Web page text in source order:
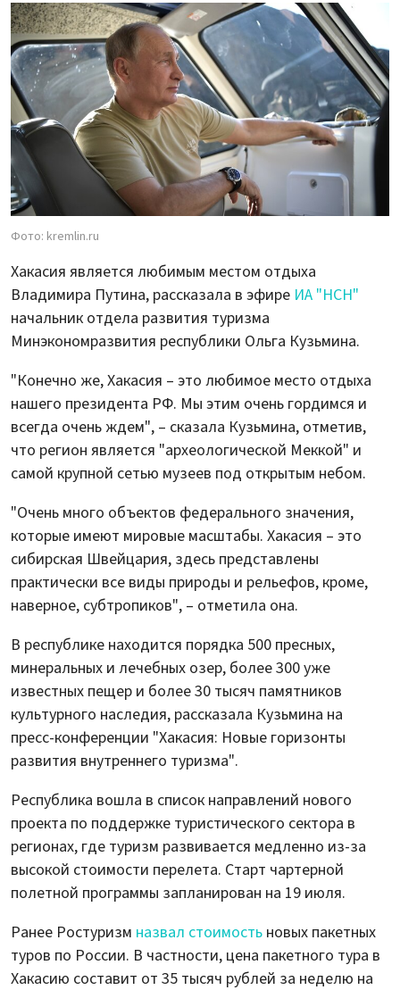
Фото: kremlin.ru
Хакасия является любимым местом отдыха
Владимира Путина, рассказала в эфире ИА "НСН"
начальник отдела развития туризма
Минэкономразвития республики Ольга Кузьмина.
"Конечно же, Хакасия – это любимое место отдыха
нашего президента РФ. Мы этим очень гордимся и
всегда очень ждем", – сказала Кузьмина, отметив,
что регион является "археологической Меккой" и
самой крупной сетью музеев под открытым небом.
"Очень много объектов федерального значения,
которые имеют мировые масштабы. Хакасия – это
сибирская Швейцария, здесь представлены
практически все виды природы и рельефов, кроме,
наверное, субтропиков", – отметила она.
В республике находится порядка 500 пресных,
минеральных и лечебных озер, более 300 уже
известных пещер и более 30 тысяч памятников
культурного наследия, рассказала Кузьмина на
пресс-конференции "Хакасия: Новые горизонты
развития внутреннего туризма".
Республика вошла в список направлений нового
проекта по поддержке туристического сектора в
регионах, где туризм развивается медленно из-за
высокой стоимости перелета. Старт чартерной
полетной программы запланирован на 19 июля.
Ранее Ростуризм назвал стоимость новых пакетных
туров по России. В частности, цена пакетного тура в
Хакасию составит от 35 тысяч рублей за неделю на